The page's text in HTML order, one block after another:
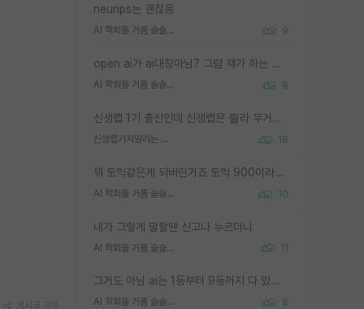
neurips는 괜찮음
AI 학회들 거품 슬슬 지적이 나오네요 9
open ai가 ai대장아님? 그럼 쟤가 하는 말이 다 맞겠네
AI 학회들 거품 슬슬 지적이 나오네요 8
신생랩 1기 출신인데 신생랩은 줠라 무거운 바벨 같은거임. 들면 대박인데 못들면 깔려 죽음. 아무도 알려주지 않는 환경에서 자생해야하지만, 일단 살아남았다면 그 어떤 사람보다 악착같고 생존력 높은 사람으로 거듭날 수 있음
신생랩가지말라는 이유가 있었구나 18
뭐 토익같은게 되버린거죠 토익 900이라고 영어잘하는건 아닙니다만 잘하는사람은 다 900을 넘는 그런
AI 학회들 거품 슬슬 지적이 나오네요 10
내가 그렇게 말할땐 신고나 누르더니
AI 학회들 거품 슬슬 지적이 나오네요 11
그거도 아님 ai는 1등부터 9등까지 다 있음 그거도 없는 사람은 뭐냐 교수가 그냥 못하게 한거 1등급도 교수가 막으면 안됨
AI 학회들 거품 슬슬 지적이 나오네요 8